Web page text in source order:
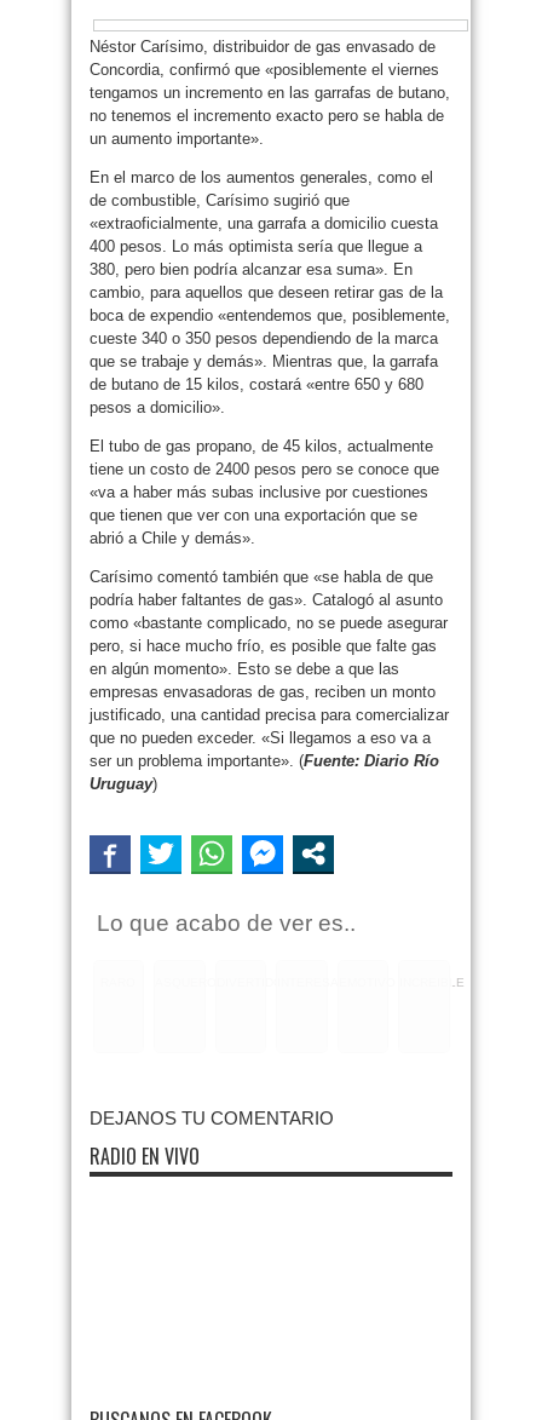
Néstor Carísimo, distribuidor de gas envasado de
Concordia, confirmó que «posiblemente el viernes
tengamos un incremento en las garrafas de butano,
no tenemos el incremento exacto pero se habla de
un aumento importante».
En el marco de los aumentos generales, como el
de combustible, Carísimo sugirió que
«extraoficialmente, una garrafa a domicilio cuesta
400 pesos. Lo más optimista sería que llegue a
380, pero bien podría alcanzar esa suma». En
cambio, para aquellos que deseen retirar gas de la
boca de expendio «entendemos que, posiblemente,
cueste 340 o 350 pesos dependiendo de la marca
que se trabaje y demás». Mientras que, la garrafa
de butano de 15 kilos, costará «entre 650 y 680
pesos a domicilio».
El tubo de gas propano, de 45 kilos, actualmente
tiene un costo de 2400 pesos pero se conoce que
«va a haber más subas inclusive por cuestiones
que tienen que ver con una exportación que se
abrió a Chile y demás».
Carísimo comentó también que «se habla de que
podría haber faltantes de gas». Catalogó al asunto
como «bastante complicado, no se puede asegurar
pero, si hace mucho frío, es posible que falte gas
en algún momento». Esto se debe a que las
empresas envasadoras de gas, reciben un monto
justificado, una cantidad precisa para comercializar
que no pueden exceder. «Si llegamos a eso va a
ser un problema importante». (Fuente: Diario Río
Uruguay)
Lo que acabo de ver es..
INCREIBLE
DEJANOS TU COMENTARIO
RADIO EN VIVO